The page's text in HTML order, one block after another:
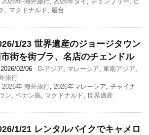
, マクドナルド, 屋台
1/23 世界遺産のジョージタウン
市街を街ブラ、名店のチェンドル
2026/02/06 -アジア, マレーシア, 東南アジア,
旅行
2026年-海外旅行, 2026年マレーシア, チャイナ
ン, ペナン島, マクドナルド, 世界遺産
1/21 レンタルバイクでキャメロ